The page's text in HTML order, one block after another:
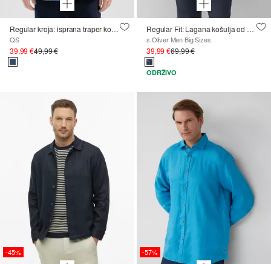
Regular kroja: isprana traper košulja s vezom logotipa
QS
39,99 €49,99 €
Regular Fit: Lagana košulja od žakarda s ovratnikom s gumbima
s.Oliver Men Big Sizes
39,99 €69,99 €
ODRŽIVO
-45% -57%